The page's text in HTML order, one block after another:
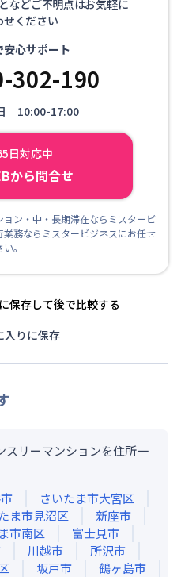
などご不明点はお気軽に
せください
心サポート
302-190
10:00-17:00
日対応中
から問合せ
ン・中・長期滞在ならミスタービ
務ならミスタービジネスにお任せ
。
保存して後で比較する
入りに保存
スリーマンションを住所一
さいたま市大宮区
ま市見沼区
新座市
市南区
富士見市
川越市
所沢市
坂戸市 鶴ヶ島市